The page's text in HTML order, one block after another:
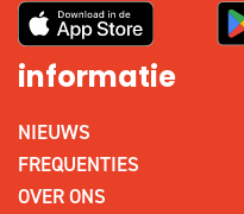
informatie
NIEUWS
FREQUENTIES
OVER ONS